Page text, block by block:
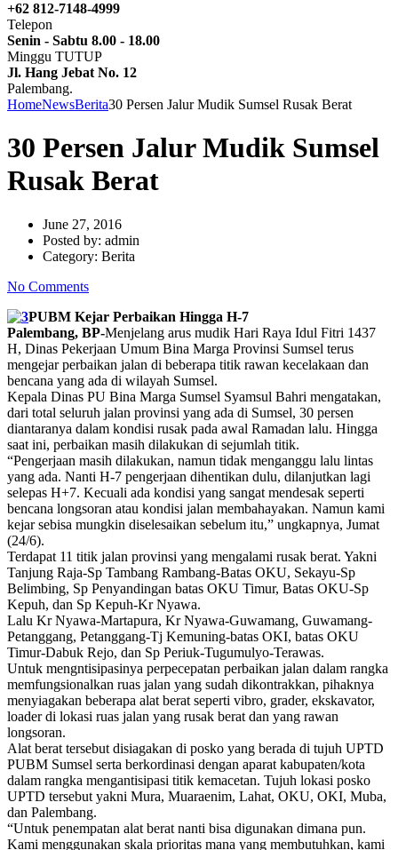
+62 812-7148-4999
Telepon
Senin - Sabtu 8.00 - 18.00
Minggu TUTUP
Jl. Hang Jebat No. 12
Palembang.
HomeNewsBerita30 Persen Jalur Mudik Sumsel Rusak Berat
30 Persen Jalur Mudik Sumsel
Rusak Berat
June 27, 2016
Posted by: admin
Category: Berita
No Comments
PUBM Kejar Perbaikan Hingga H-7
Palembang, BP-Menjelang arus mudik Hari Raya Idul Fitri 1437
H, Dinas Pekerjaan Umum Bina Marga Provinsi Sumsel terus
mengejar perbaikan jalan di beberapa titik rawan kecelakaan dan
bencana yang ada di wilayah Sumsel.
Kepala Dinas PU Bina Marga Sumsel Syamsul Bahri mengatakan,
dari total seluruh jalan provinsi yang ada di Sumsel, 30 persen
diantaranya dalam kondisi rusak pada awal Ramadan lalu. Hingga
saat ini, perbaikan masih dilakukan di sejumlah titik.
“Pengerjaan masih dilakukan, namun tidak menganggu lalu lintas
yang ada. Nanti H-7 pengerjaan dihentikan dulu, dilanjutkan lagi
selepas H+7. Kecuali ada kondisi yang sangat mendesak seperti
bencana longsoran atau kondisi jalan membahayakan. Namun kami
kejar sebisa mungkin diselesaikan sebelum itu,” ungkapnya, Jumat
(24/6).
Terdapat 11 titik jalan provinsi yang mengalami rusak berat. Yakni
Tanjung Raja-Sp Tambang Rambang-Batas OKU, Sekayu-Sp
Belimbing, Sp Penyandingan batas OKU Timur, Batas OKU-Sp
Kepuh, dan Sp Kepuh-Kr Nyawa.
Lalu Kr Nyawa-Martapura, Kr Nyawa-Guwamang, Guwamang-
Petanggang, Petanggang-Tj Kemuning-batas OKI, batas OKU
Timur-Dabuk Rejo, dan Sp Periuk-Tugumulyo-Terawas.
Untuk mengntisipasinya perpecepatan perbaikan jalan dalam rangka
memfungsionalkan ruas jalan yang sudah dikontrakkan, pihaknya
menyiagakan beberapa alat berat seperti vibro, grader, ekskavator,
loader di lokasi ruas jalan yang rusak berat dan yang rawan
longsoran.
Alat berat tersebut disiagakan di posko yang berada di tujuh UPTD
PUBM Sumsel serta berkordinasi dengan aparat kabupaten/kota
dalam rangka mengantisipasi titik kemacetan. Tujuh lokasi posko
UPTD tersebut yakni Mura, Muaraenim, Lahat, OKU, OKI, Muba,
dan Palembang.
“Untuk penempatan alat berat nanti bisa digunakan dimana pun.
Kami menggunakan skala prioritas mana yang membutuhkan, kami